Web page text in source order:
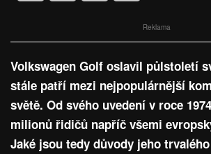
Reklama
Volkswagen Golf oslavil půlstoletí
stále patří mezi nejpopulárnější
světě. Od svého uvedení v roce
milionů řidičů napříč všemi
Jaké jsou tedy důvody jeho